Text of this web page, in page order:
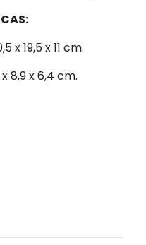
x 19,5 x 11 cm.
8,9 x 6,4 cm.